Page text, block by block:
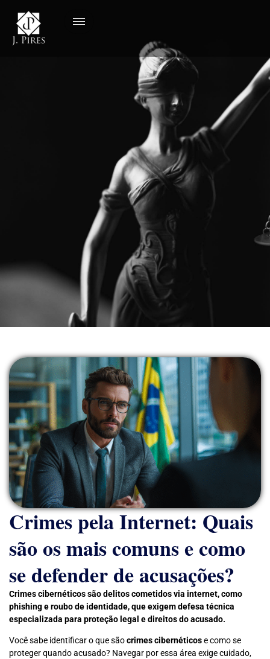
Crimes pela Internet: Quais
são os mais comuns e como
se defender de acusações?
Crimes cibernéticos são delitos cometidos via internet, como
phishing e roubo de identidade, que exigem defesa técnica
especializada para proteção legal e direitos do acusado.
Você sabe identificar o que sãocrimes cibernéticose como se
proteger quando acusado? Navegar por essa área exige cuidado,